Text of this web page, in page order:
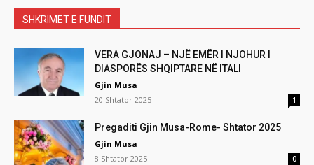
SHKRIMET E FUNDIT
VERA GJONAJ – NJË EMËR I NJOHUR I
DIASPORËS SHQIPTARE NË ITALI
Gjin Musa
20 Shtator 2025
1
Pregaditi Gjin Musa-Rome- Shtator 2025
Gjin Musa
8 Shtator 2025
0